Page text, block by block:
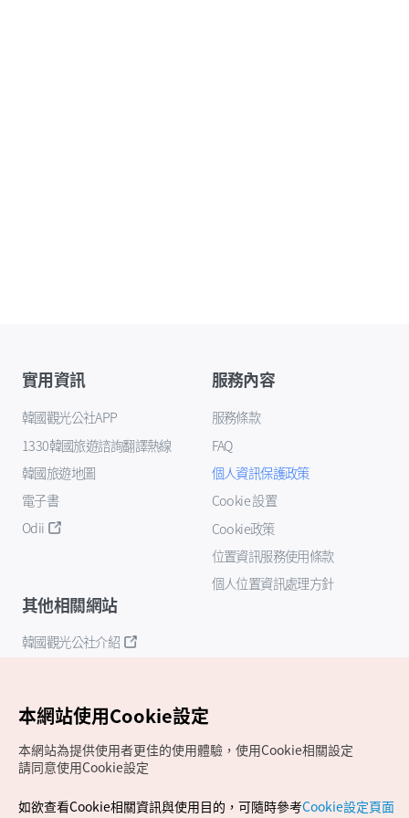
實用資訊
韓國觀光公社APP
1330韓國旅遊諮詢翻譯熱線
韓國旅遊地圖
電子書
Odii
服務內容
服務條款
FAQ
個人資訊保護政策
Cookie 設置
Cookie政策
位置資訊服務使用條款
個人位置資訊處理方針
其他相關網站
韓國觀光公社介紹
本網站使用Cookie設定
本網站為提供使用者更佳的使用體驗，使用Cookie相關設定
請同意使用Cookie設定
如欲查看Cookie相關資訊與使用目的，可隨時參考Cookie設定頁面